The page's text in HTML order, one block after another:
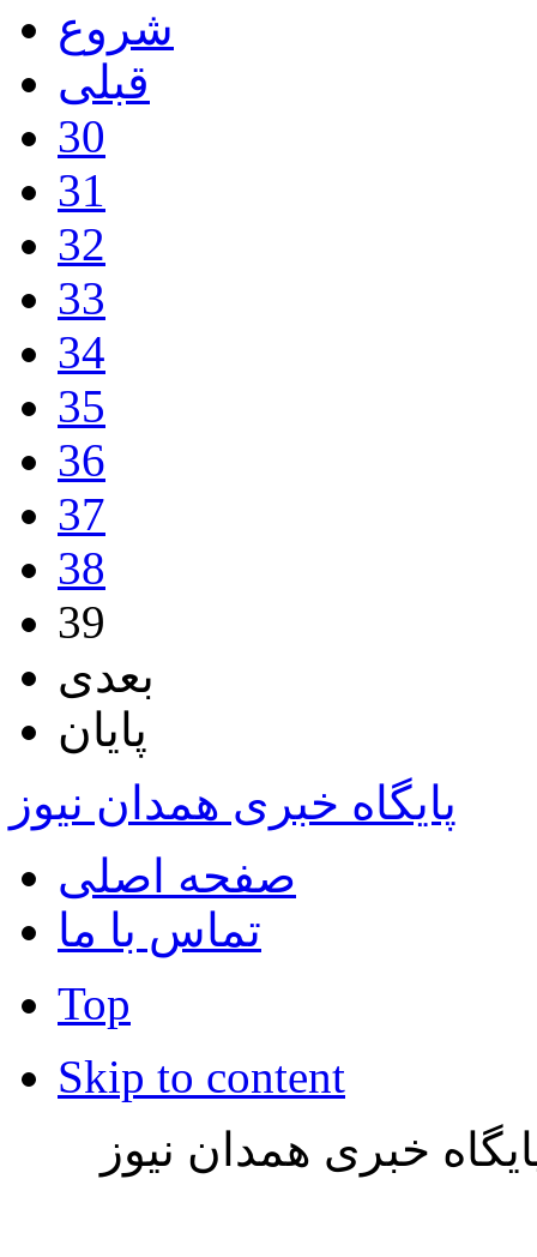
شروع
قبلی
30
31
32
33
34
35
36
37
38
39
بعدی
پایان
پایگاه خبری همدان نیوز
صفحه اصلی
تماس با ما
Top
Skip to content
خبری همدان نیوز